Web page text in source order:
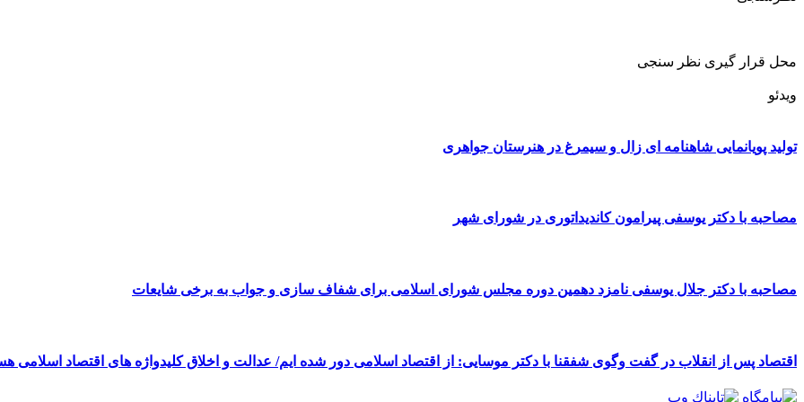
محل قرار گیری نظر سنجی
ویدئو
تولید پویانمایی شاهنامه ای زال و سیمرغ در هنرستان جواهری
مصاحبه با دکتر یوسفی پیرامون کاندیداتوری در شورای شهر
مصاحبه با دکتر جلال یوسفی نامزد دهمین دوره مجلس شورای اسلامی برای شفاف سازی و جواب به برخی شایعات
اقتصاد پس از انقلاب در گفت وگوی شفقنا با دکتر موسایی: از اقتصاد اسلامی دور شده ایم/ عدالت و اخلاق کلیدواژه های اقتصاد اسلامی